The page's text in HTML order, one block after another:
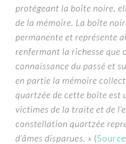
protégeant la boîte noire,
de la mémoire. La boîte
permanente et représente
renfermant la richesse que
connaissance du passé et
en partie la mémoire
quartzée de cette boîte est
victimes de la traite et de
constellation quartzée
d’âmes disparues. » (